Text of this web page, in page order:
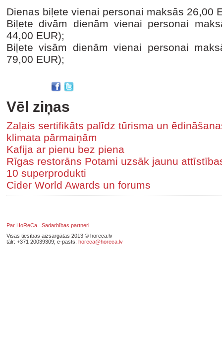
Dienas biļete vienai personai maksās 26,00
Biļete divām dienām vienai personai
44,00 EUR);
Biļete visām dienām vienai personai
79,00 EUR);
Vēl ziņas
Zaļais sertifikāts palīdz tūrisma un
klimata pārmaiņām
Kafija ar pienu bez piena
Rīgas restorāns Potami uzsāk jaunu
10 superprodukti
Cider World Awards un forums
Par HoReCa
Sadarbības partneri
Visas tiesības aizsargātas 2013 © horeca.lv
tālr: +371 20039309; e-pasts: horeca@horeca.lv